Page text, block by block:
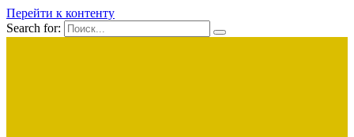
Перейти к контенту
Search for: